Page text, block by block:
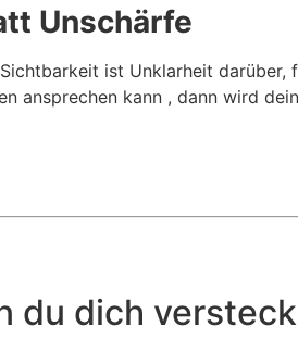
Unschärfe
ist Unklarheit
ansprechen kann , dann wird
du dich